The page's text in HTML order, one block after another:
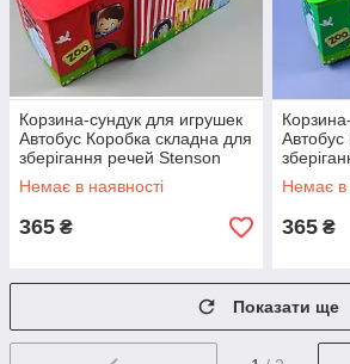
Корзина-сундук для игрушек
Автобус Коробка складна для
зберігання речей Stenson
WW01364 55x25x31см
червоний
Немає в наявності
365 ₴
Автобус
зелений
Немає в
365 ₴
Показати ще